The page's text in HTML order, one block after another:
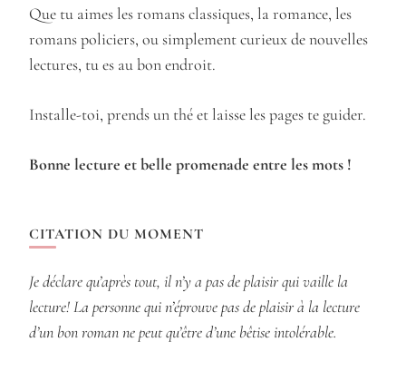
Que tu aimes les romans classiques, la romance, les
romans policiers, ou simplement curieux de nouvelles
lectures, tu es au bon endroit.
Installe-toi, prends un thé et laisse les pages te guider.
Bonne lecture et belle promenade entre les mots !
CITATION DU MOMENT
Je déclare qu’après tout, il n’y a pas de plaisir qui vaille la
lecture! La personne qui n’éprouve pas de plaisir à la lecture
d’un bon roman ne peut qu’être d’une bêtise intolérable.